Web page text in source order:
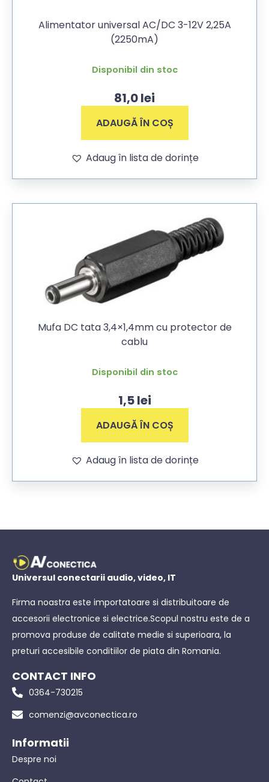
Alimentator universal AC/DC 3-12V 2,25A
(2250mA)
Disponibil din stoc
81,0lei
ADAUGĂ ÎN COȘ
Adaug în lista de dorințe
Mufa DC tata 3,4×1,4mm cu protector de
cablu
Disponibil din stoc
1,5lei
ADAUGĂ ÎN COȘ
Adaug în lista de dorințe
Universul conectarii audio, video, IT
Firma noastra este importatoare si distribuitoare de
accesorii electronice si electrice.Scopul nostru este de a
promova produse de calitate medie si superioara, la
preturi accesibile conditiilor de piata din Romania.
CONTACT INFO
0364-730215
comenzi@avconectica.ro
Informatii
Despre noi